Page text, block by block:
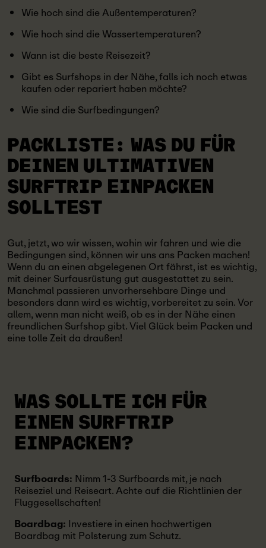
Wie hoch sind die Außentemperaturen?
Wie hoch sind die Wassertemperaturen?
Wann ist die beste Reisezeit?
Gibt es Surfshops in der Nähe, falls ich noch etwas
kaufen oder repariert haben möchte?
Wie sind die Surfbedingungen?
PACKLISTE: WAS DU FÜR
DEINEN ULTIMATIVEN
SURFTRIP EINPACKEN
SOLLTEST
Gut, jetzt, wo wir wissen, wohin wir fahren und wie die
Bedingungen sind, können wir uns ans Packen machen!
Wenn du an einen abgelegenen Ort fährst, ist es wichtig,
mit deiner Surfausrüstung gut ausgestattet zu sein.
Manchmal passieren unvorhersehbare Dinge und
besonders dann wird es wichtig, vorbereitet zu sein. Vor
allem, wenn man nicht weiß, ob es in der Nähe einen
freundlichen Surfshop gibt. Viel Glück beim Packen und
eine tolle Zeit da draußen!
WAS SOLLTE ICH FÜR
EINEN SURFTRIP
EINPACKEN?
Surfboards: Nimm 1-3 Surfboards mit, je nach
Reiseziel und Reiseart. Achte auf die Richtlinien der
Fluggesellschaften!
Boardbag: Investiere in einen hochwertigen
Boardbag mit Polsterung zum Schutz.